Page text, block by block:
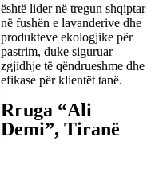
është lider në tregun shqiptar
në fushën e lavanderive dhe
produkteve ekologjike për
pastrim, duke siguruar
zgjidhje të qëndrueshme dhe
efikase për klientët tanë.
Rruga “Ali
Demi”, Tiranë